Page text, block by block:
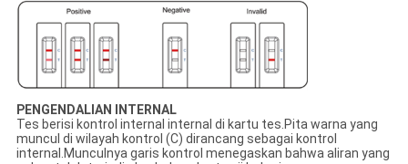
PENGENDALIAN INTERNAL
Tes berisi kontrol internal internal di kartu tes.Pita warna yang
muncul di wilayah kontrol (C) dirancang sebagai kontrol
internal.Munculnya garis kontrol menegaskan bahwa aliran yang